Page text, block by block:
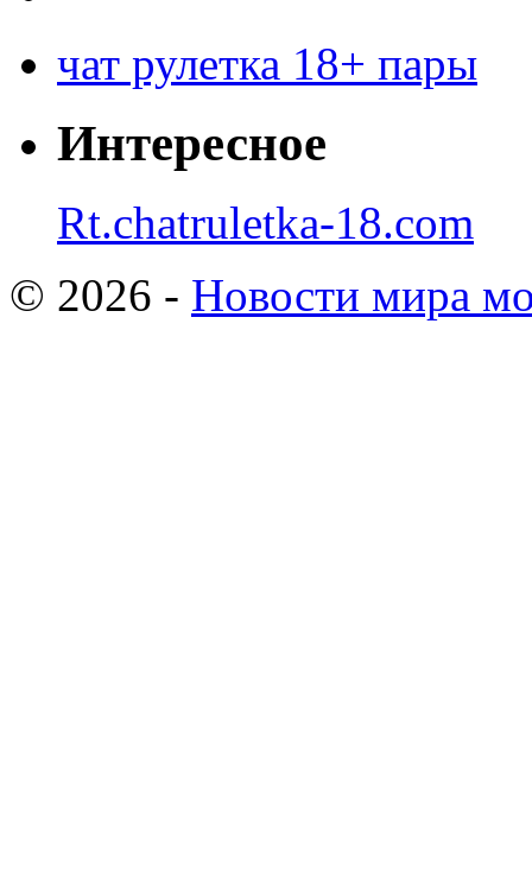
чат рулетка 18+ пары
Интересное
Rt.chatruletka-18.com
© 2026 - Новости мира